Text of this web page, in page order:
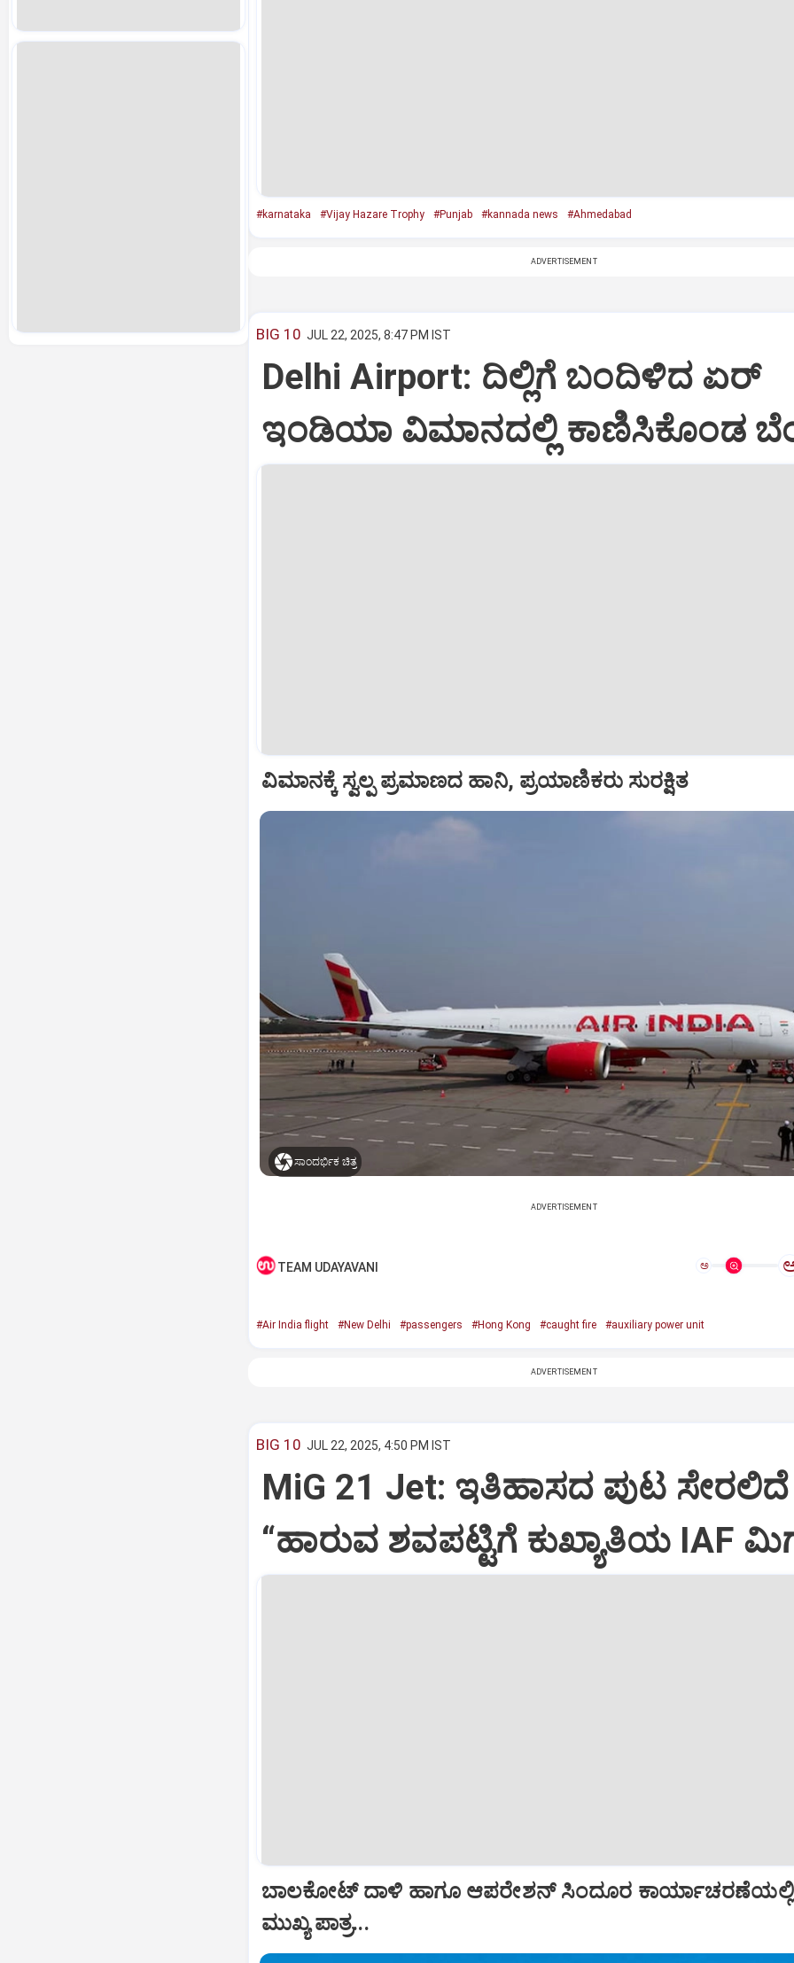
#karnataka #Vijay Hazare Trophy #Punjab #kannada news #Ahmedabad
ADVERTISEMENT
BIG 10 JUL 22, 2025, 8:47 PM IST
Delhi Airport: ದಿಲ್ಲಿಗೆ ಬಂದಿಳಿದ ಏರ್‌
ಇಂಡಿಯಾ ವಿಮಾನದಲ್ಲಿ ಕಾಣಿಸಿಕೊಂಡ
ವಿಮಾನಕ್ಕೆ ಸ್ವಲ್ಪ ಪ್ರಮಾಣದ ಹಾನಿ, ಪ್ರಯಾಣಿಕರು ಸುರಕ್ಷಿತ
ಸಾಂದರ್ಭಿಕ ಚಿತ್ರ
ADVERTISEMENT
TEAM UDAYAVANI ಅ
#Air India flight #New Delhi #passengers #Hong Kong #caught fire #auxiliary power unit
ADVERTISEMENT
BIG 10 JUL 22, 2025, 4:50 PM IST
MiG 21 Jet: ಇತಿಹಾಸದ ಪುಟ ಸೇರಲಿದೆ
“ಹಾರುವ ಶವಪಟ್ಟಿಗೆ ಕುಖ್ಯಾತಿಯ IAF
ಬಾಲಕೋಟ್‌ ದಾಳಿ ಹಾಗೂ ಆಪರೇಶನ್‌ ಸಿಂದೂರ ಕಾರ್ಯಾಚರಣೆಯಲ್ಲಿ
ಮುಖ್ಯ ಪಾತ್ರ...